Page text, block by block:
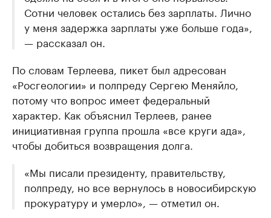
Сотни человек остались без зарплаты. Лично
у меня задержка зарплаты уже больше года»,
— рассказал он.
По словам Терлеева, пикет был адресован
«Росгеологии» и полпреду Сергею Меняйло,
потому что вопрос имеет федеральный
характер. Как объяснил Терлеев, ранее
инициативная группа прошла «все круги ада»,
чтобы добиться возвращения долга.
«Мы писали президенту, правительству,
полпреду, но все вернулось в новосибирскую
прокуратуру и умерло», — отметил он.